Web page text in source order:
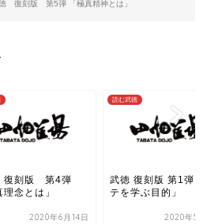
復刻版 第5弾 「極真精神とは」
刻版 第4弾
理念とは」
2020年6月14日
読む武徳
武徳 復刻版 第1弾「
テを学ぶ目的」
2020年5